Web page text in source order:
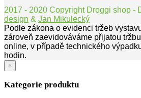
2017 - 2020 Copyright Droggi shop -
design & Jan Mikulecký
Podle zákona o evidenci tržeb
zároveň zaevidováváme přijatou
online, v případě technického
hodin.
×
Kategorie produktu